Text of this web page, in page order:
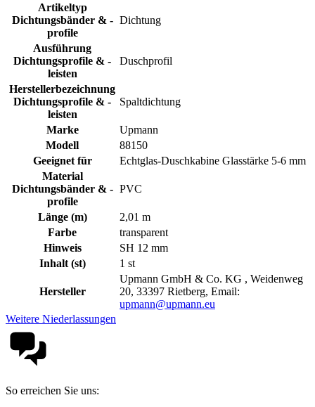
Artikeltyp
Dichtungsbänder & -
profile
Dichtung
Ausführung
Dichtungsprofile & -
leisten
Duschprofil
Herstellerbezeichnung
Dichtungsprofile & -
leisten
Spaltdichtung
Marke
Upmann
Modell
88150
Geeignet für
Echtglas-Duschkabine Glasstärke 5-6 mm
Material
Dichtungsbänder & -
profile
PVC
Länge (m)
2,01 m
Farbe
transparent
Hinweis
SH 12 mm
Inhalt (st)
1 st
Hersteller
Upmann GmbH & Co. KG , Weidenweg
20, 33397 Rietberg, Email:
upmann@upmann.eu
Weitere Niederlassungen
So erreichen Sie uns: